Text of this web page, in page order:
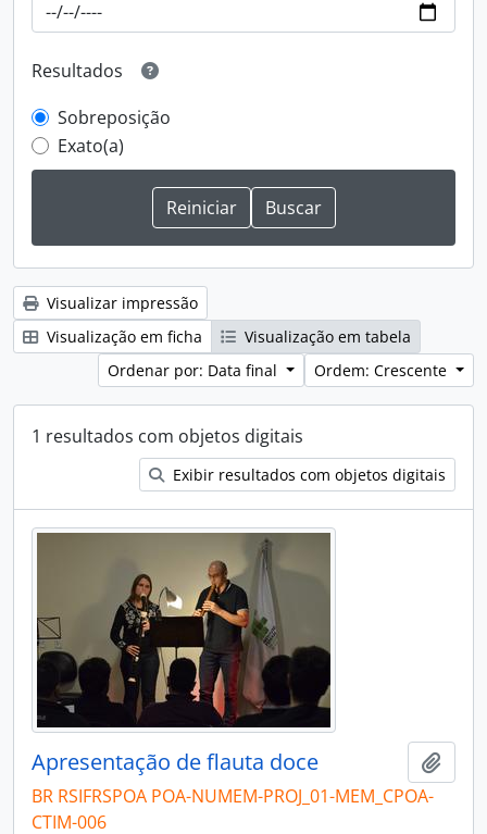
Resultados
Sobreposição
Exato(a)
Visualizar impressão
Visualização em ficha
Visualização em tabela
Ordenar por: Data final
Ordem: Crescente
1 resultados com objetos digitais
Exibir resultados com objetos digitais
Apresentação de flauta doce
BR RSIFRSPOA POA-NUMEM-PROJ_01-MEM_CPOA-
CTIM-006